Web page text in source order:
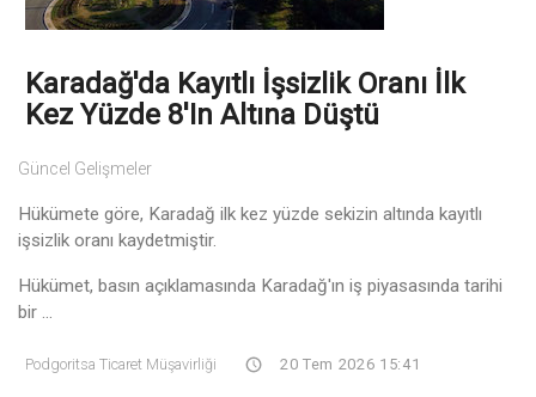
Karadağ'da Kayıtlı İşsizlik Oranı İlk
Kez Yüzde 8'in Altına Düştü
Güncel Gelişmeler
Hükümete göre, Karadağ ilk kez yüzde sekizin altında kayıtlı
işsizlik oranı kaydetmiştir.
Hükümet, basın açıklamasında Karadağ'ın iş piyasasında tarihi
bir ...
Podgoritsa Ticaret Müşavirliği 20 Tem 2026 15:41